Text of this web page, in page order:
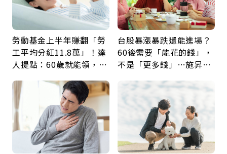
勞動基金上半年賺翻「勞
工平均分紅11.8萬」！達
人提點：60歲就能領，重
台股暴漲暴跌還能進場？
60後需要「能花的錢」，
不是「更多錢」…施昇
票